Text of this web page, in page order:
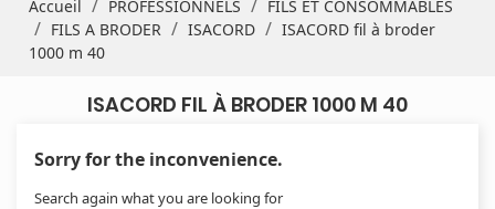
Accueil PROFESSIONNELS
FILS ET CONSOMMABLES
FILS A BRODER
ISACORD
ISACORD fil à broder
1000 m 40
ISACORD FIL À BRODER 1000 M 40
Sorry for the inconvenience.
Search again what you are looking for